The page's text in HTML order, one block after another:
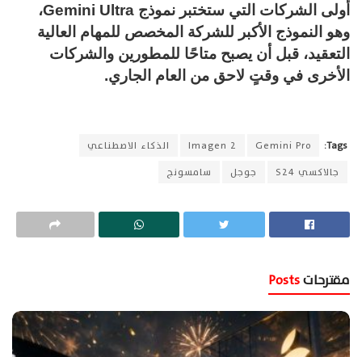
أولى الشركات التي ستختبر نموذج Gemini Ultra،
وهو النموذج الأكبر للشركة المخصص للمهام العالية
التعقيد، قبل أن يصبح متاحًا للمطورين والشركات
الأخرى في وقتٍ لاحق من العام الجاري.
Tags:
Gemini Pro
Imagen 2
الذكاء الاصطناعي
جالاكسي S24
جوجل سامسونج
مقترحات